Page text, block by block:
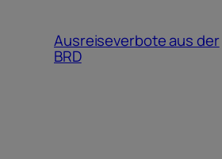
Ausreiseverbote aus der
BRD